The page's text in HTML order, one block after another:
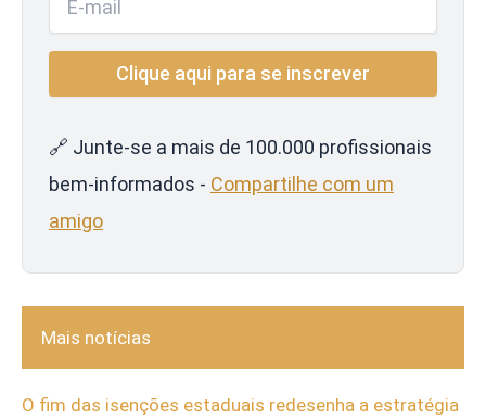
🔗 Junte-se a mais de 100.000 profissionais
bem-informados - Compartilhe com um
amigo
Mais notícias
O fim das isenções estaduais redesenha a estratégia